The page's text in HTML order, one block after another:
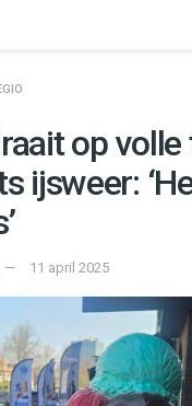
op
ijsweer:
11 april 2025